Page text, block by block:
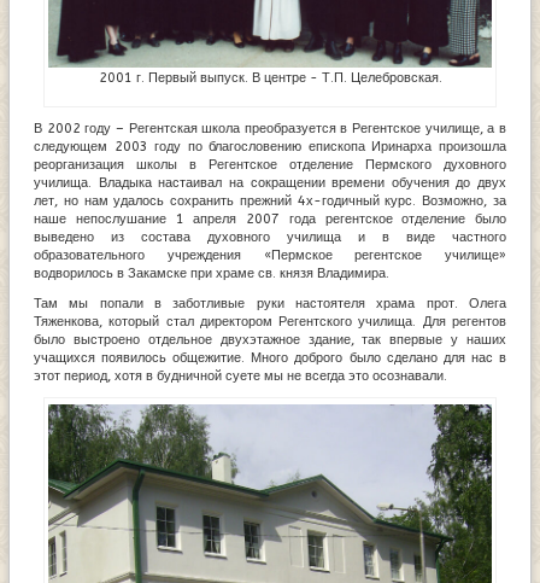
2001 г. Первый выпуск. В центре - Т.П. Целебровская.
В 2002 году – Регентская школа преобразуется в Регентское училище, а в
следующем 2003 году по благословению епископа Иринарха произошла
реорганизация школы в Регентское отделение Пермского духовного
училища. Владыка настаивал на сокращении времени обучения до двух
лет, но нам удалось сохранить прежний 4х-годичный курс. Возможно, за
наше непослушание 1 апреля 2007 года регентское отделение было
выведено из состава духовного училища и в виде частного
образовательного учреждения «Пермское регентское училище»
водворилось в Закамске при храме св. князя Владимира.
Там мы попали в заботливые руки настоятеля храма прот. Олега
Тяженкова, который стал директором Регентского училища. Для регентов
было выстроено отдельное двухэтажное здание, так впервые у наших
учащихся появилось общежитие. Много доброго было сделано для нас в
этот период, хотя в будничной суете мы не всегда это осознавали.